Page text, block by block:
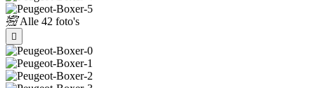
Alle 42 foto's